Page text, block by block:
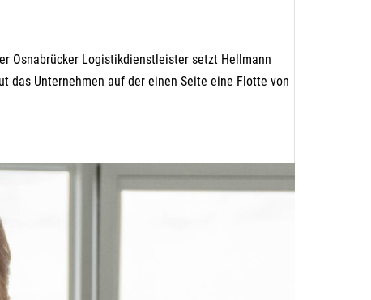
Osnabrücker Logistikdienstleister setzt Hellmann
das Unternehmen auf der einen Seite eine Flotte von